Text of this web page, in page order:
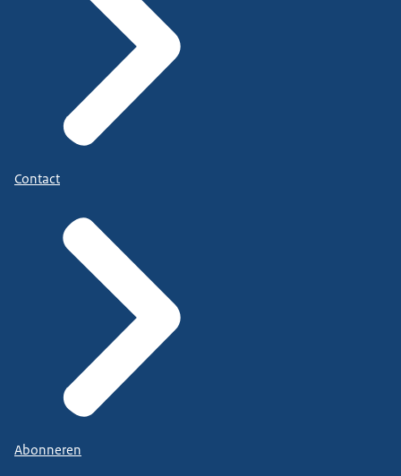
Contact
Abonneren